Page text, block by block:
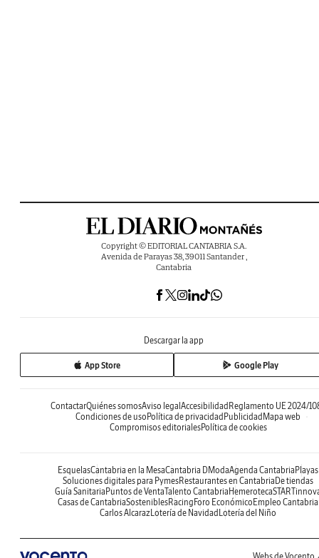
Copyright © EDITORIAL CANTABRIA S.A.
Avenida de Parayas 38, 39011 Santander ,
Cantabria
Descargar la app
App Store Google Play
ContactarQuiénes somosAviso legal Accesibilidad Reglamento UE 2024/
Condiciones de uso Política de privacidad Publicidad Mapa web
Compromisos editorialesPolítica de cookies
EsquelasCantabria en la MesaCantabria DModaAgenda Cantabria Playas
Soluciones digitales para PymesRestaurantes en Cantabria De tiendas
Guía Sanitaria Puntos de VentaTalento Cantabria Hemeroteca
Casas de CantabriaSosteniblesRacing Foro Económico Empleo Cantabria
Carlos AlcarazLotería de Navidad Lotería del Niño